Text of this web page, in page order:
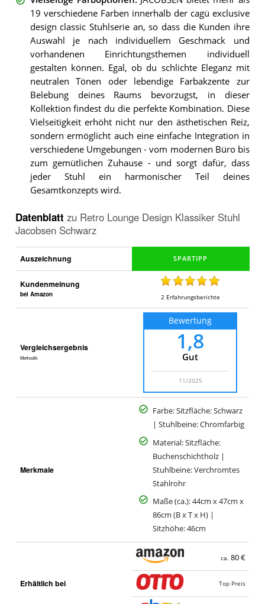
19 verschiedene Farben innerhalb der cagü exclusive
design classic Stuhlserie an, so dass die Kunden ihre
Auswahl je nach individuellem Geschmack und
vorhandenen Einrichtungsthemen individuell
gestalten können. Egal, ob du schlichte Eleganz mit
neutralen Tönen oder lebendige Farbakzente zur
Belebung deines Raums bevorzugst, in dieser
Kollektion findest du die perfekte Kombination. Diese
Vielseitigkeit erhöht nicht nur den ästhetischen Reiz,
sondern ermöglicht auch eine einfache Integration in
verschiedene Umgebungen - vom modernen Büro bis
zum gemütlichen Zuhause - und sorgt dafür, dass
jeder Stuhl ein harmonischer Teil deines
Gesamtkonzepts wird.
Datenblatt zu Retro Lounge Design Klassiker Stuhl
Jacobsen Schwarz
Auszeichnung
Kundenmeinung
bei Amazon 2 Erfahrungsberichte
Vergleichsergebnis
Methodik
Bewertung
1,8
Gut
11/2025
Merkmale
Farbe: Sitzfläche: Schwarz
| Stuhlbeine: Chromfarbig
Material: Sitzfläche:
Buchenschichtholz |
Stuhlbeine: Verchromtes
Stahlrohr
Maße (ca.): 44cm x 47cm x
86cm (B x T x H) |
Sitzhöhe: 46cm
Erhältlich bei
ca. 80 €
Top Preis